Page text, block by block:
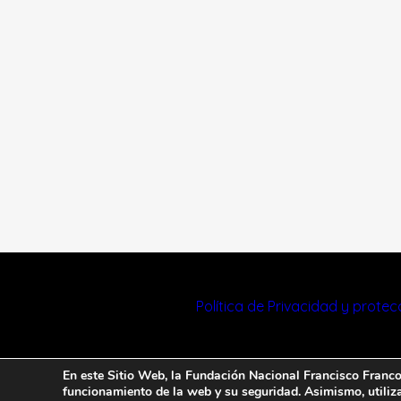
Política de Privacidad y
En este Sitio Web, la Fundación Nacional Francisco
funcionamiento de la web y su seguridad. Asimismo,